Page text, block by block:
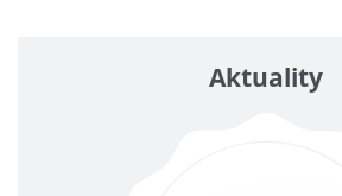
Aktuality